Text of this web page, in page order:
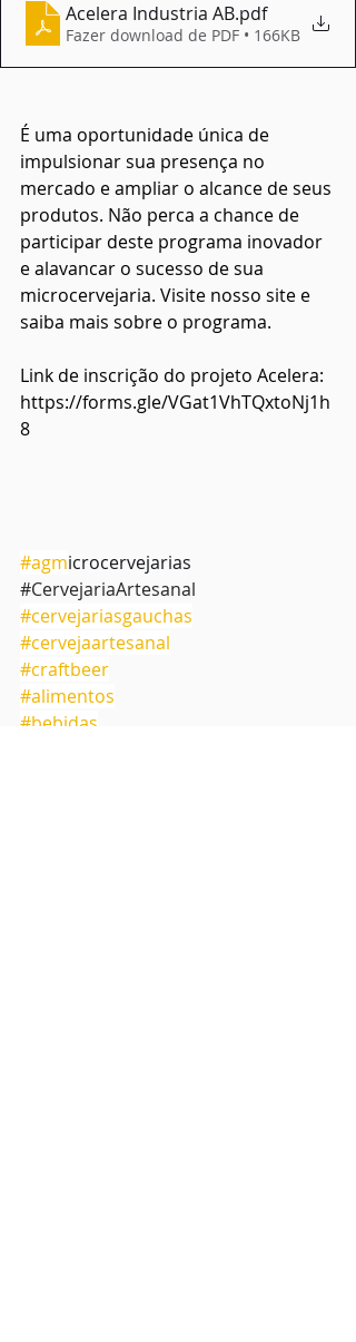
Acelera Industria AB.pdf
Fazer download de PDF • 166KB
É uma oportunidade única de
impulsionar sua presença no
mercado e ampliar o alcance de seus
produtos. Não perca a chance de
participar deste programa inovador
e alavancar o sucesso de sua
microcervejaria. Visite nosso site e
saiba mais sobre o programa.
Link de inscrição do projeto Acelera:
https://forms.gle/VGat1VhTQxtoNj1h
8
#agmicrocervejarias
#CervejariaArtesanal
#cervejariasgauchas
#cervejaartesanal
#craftbeer
#alimentos
#bebidas